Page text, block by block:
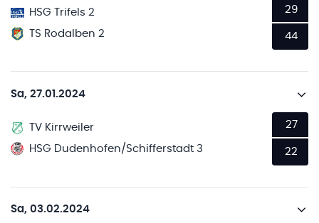
HSG Trifels 2
TS Rodalben 2
29
44
Sa, 27.01.2024
TV Kirrweiler
HSG Dudenhofen/Schifferstadt 3
27
22
Sa, 03.02.2024